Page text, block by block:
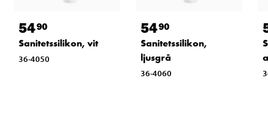
5490
Sanitetssilikon, vit
36-4050
5490
Sanitetssilikon,
ljusgrå
36-4060